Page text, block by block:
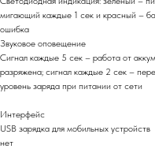
мигающий каждые 1 сек и красный –
ошибка
Звуковое оповещение
Сигнал каждые 5 сек – работа от
разряжена; сигнал каждые 2 сек –
уровень заряда при питании от сети
Интерфейс
USB зарядка для мобильных устройств
нет